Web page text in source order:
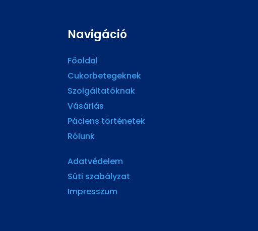
Navigáció
Főoldal
Cukorbetegeknek
Szolgáltatóknak
Vásárlás
Páciens történetek
Rólunk
Adatvédelem
Süti szabályzat
Impresszum